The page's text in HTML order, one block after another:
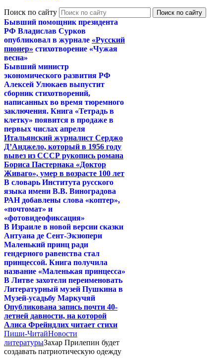
Поиск по сайту
Бывший помощник президента
РФ Владислав Сурков
опубликовал в журнале «Русский
пионер» стихотворение «Чужая
весна»
Бывший министр
экономического развития РФ
Алексей Улюкаев выпустит
сборник стихотворений,
написанных во время тюремного
заключения. Книга «Тетрадь в
клетку» появится в продаже в
первых числах апреля
Итальянский журналист Серджо
Д’Анджело, который в 1956 году
вывез из СССР рукопись романа
Бориса Пастернака «Доктор
Живаго», умер в возрасте 100 лет
В словарь Института русского
языка имени В.В. Виноградова
РАН добавлены слова «коптер»,
«почтомат» и
«фотовидеофиксация»
В Израиле в новой версии сказки
Антуана де Сент-Экзюпери
Маленький принц ради
гендерного равенства стал
принцессой. Книга получила
название «Маленькая принцесса»
В Литве захотели переименовать
Литературный музей Пушкина в
Музей-усадьбу Маркучяй
Опубликована запись почти 40-
летней давности, на которой
Алиса Фрейндлих читает стихи
Пиши-ЧитайНовости
литературыЗахар Прилепин будет
создавать патриотическую одежду